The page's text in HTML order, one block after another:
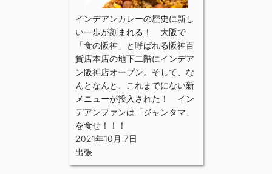
インデアンカレーの歴史に新し
い一歩が刻まれる！ 大阪で
「食の阪神」と呼ばれる阪神百
貨店本店の地下二階にインデア
ン阪神店オープン。そして、な
んとなんと、これまでにない新
メニューが投入された！ イン
デアンファンは「ジャンタマ」
を食せ！！！
2021年10月 7日
出張